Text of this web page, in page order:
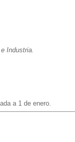
Industria.
a 1 de enero.